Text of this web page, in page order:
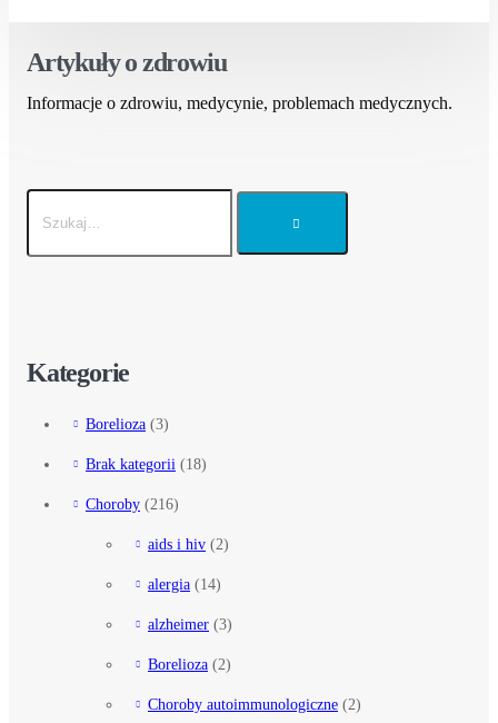
Artykuły o zdrowiu
Informacje o zdrowiu, medycynie, problemach medycznych.
Kategorie
Borelioza (3)
Brak kategorii (18)
Choroby (216)
aids i hiv (2)
alergia (14)
alzheimer (3)
Borelioza (2)
Choroby autoimmunologiczne (2)